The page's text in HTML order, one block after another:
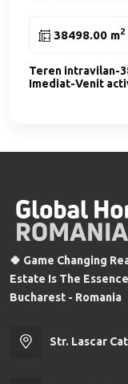
38498.00 m2
Teren intravilan-
Imediat-Venit
🍀 Game Changing
Estate Is The
Bucharest - Romania
Str. Lascar